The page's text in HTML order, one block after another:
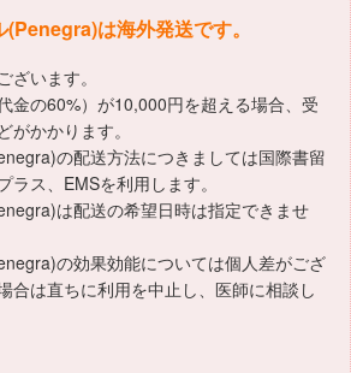
は海外発送です。
ざいます。
金の60%）が10,000円を超える場合、受
がかかります。
の配送方法につきましては国際書留
ラス、EMSを利用します。
は配送の希望日時は指定できませ
の効果効能については個人差がござ
合は直ちに利用を中止し、医師に相談し